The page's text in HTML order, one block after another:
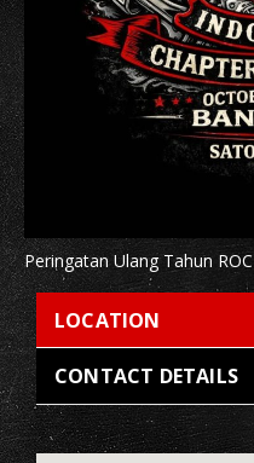
Peringatan Ulang Tahun
LOCATION
CONTACT DETAILS